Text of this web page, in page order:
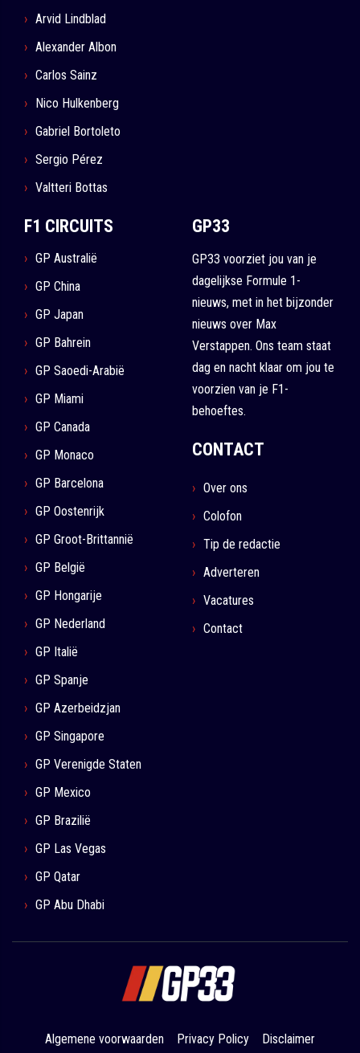
Arvid Lindblad
Alexander Albon
Carlos Sainz
Nico Hulkenberg
Gabriel Bortoleto
Sergio Pérez
Valtteri Bottas
F1 CIRCUITS
GP Australië
GP China
GP Japan
GP Bahrein
GP Saoedi-Arabië
GP Miami
GP Canada
GP Monaco
GP Barcelona
GP Oostenrijk
GP Groot-Brittannië
GP België
GP Hongarije
GP Nederland
GP Italië
GP Spanje
GP Azerbeidzjan
GP Singapore
GP Verenigde Staten
GP Mexico
GP Brazilië
GP Las Vegas
GP Qatar
GP Abu Dhabi
GP33
GP33 voorziet jou van je
dagelijkse Formule 1-
nieuws, met in het bijzonder
nieuws over Max
Verstappen. Ons team staat
dag en nacht klaar om jou te
voorzien van je F1-
behoeftes.
CONTACT
Over ons
Colofon
Tip de redactie
Adverteren
Vacatures
Contact
Algemene voorwaarden Privacy Policy
Disclaimer